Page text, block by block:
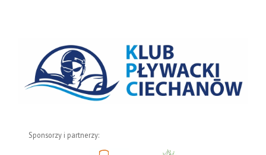
Sponsorzy i partnerzy: